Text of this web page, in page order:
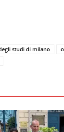
studi di milano